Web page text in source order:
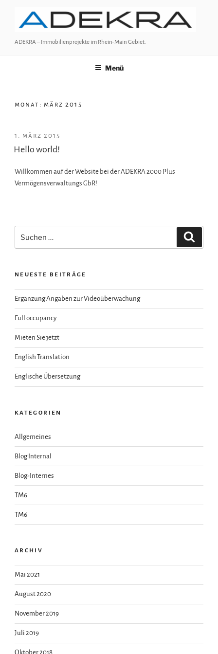
springen
ADEKRA – Immobilienprojekte im Rhein-Main Gebiet.
Menü
monat: märz 2015
VERÖFFENTLICHT
1. märz 2015
Hello world!
Willkommen auf der Website bei der ADEKRA 2000 Plus
Vermögensverwaltungs GbR!
nach:
NEUESTE BEITRÄGE
Ergänzung Angaben zur Videoüberwachung
Full occupancy
Mieten Sie jetzt
English Translation
Englische Übersetzung
KATEGORIEN
Allgemeines
Blog Internal
Blog-Internes
TM6
TM6
ARCHIV
Mai 2021
August 2020
November 2019
Juli 2019
Oktober 2018